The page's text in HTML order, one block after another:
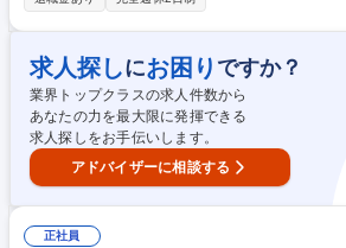
写真撮影の補助や、安全管理用の資料作成の補助
れていって頂き、図面の見方などをOJTを通し
す。 【具体的には】■協力会社との打ち合わせ
算、見積書、工事書類の作成（Word/Excel使用
（未経験者の方は一から学んで頂けます）■現場
管理（危険箇所チェック） 募集職種 ★未経験歓迎★【富山・氷見市/施工
管理】年休120日/残業月平均10H/直行直帰可
求人探しにお困り ですか？
業界トップクラスの求人件数から
あなたの力を最大限に発揮できる
求人探しをお手伝いします。
アドバイザーに相談する
正社員